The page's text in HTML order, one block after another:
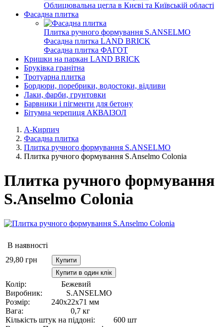
Облицювальна цегла в Києві та Київській області
Фасадна плитка
Плитка ручного формування S.ANSELMO
Фасадна плитка LAND BRICK
Фасадна плитка ФАГОТ
Кришки на паркан LAND BRICK
Бруківка гранітна
Тротуарна плитка
Бордюри, поребрики, водостоки, відливи
Лаки, фарби, грунтовки
Барвники і пігменти для бетону
Бітумна черепиця АКВАІЗОЛ
А-Кирпич
Фасадна плитка
Плитка ручного формування S.ANSELMO
Плитка ручного формування S.Anselmo Colonia
Плитка ручного формування
S.Anselmo Colonia
В наявності
29,80 грн
Купити
Купити в один клік
Колір:
Бежевий
Виробник:
S.ANSELMO
Розмір:
240х22х71 мм
Вага:
0,7 кг
Кількість штук на піддоні:
600 шт